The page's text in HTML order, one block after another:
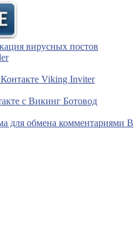
вирусных постов
Viking Inviter
с Викинг Ботовод
для обмена комментариями В